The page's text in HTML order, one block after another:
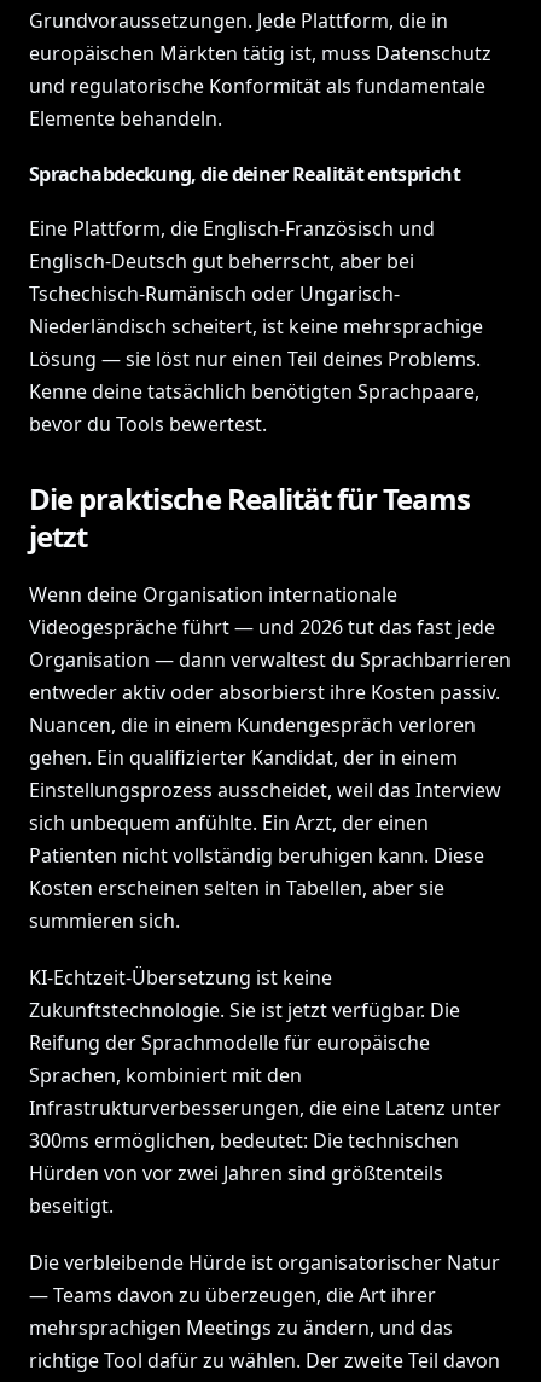
Grundvoraussetzungen. Jede Plattform, die in
europäischen Märkten tätig ist, muss Datenschutz
und regulatorische Konformität als fundamentale
Elemente behandeln.
Sprachabdeckung, die deiner Realität entspricht
Eine Plattform, die Englisch-Französisch und
Englisch-Deutsch gut beherrscht, aber bei
Tschechisch-Rumänisch oder Ungarisch-
Niederländisch scheitert, ist keine mehrsprachige
Lösung — sie löst nur einen Teil deines Problems.
Kenne deine tatsächlich benötigten Sprachpaare,
bevor du Tools bewertest.
Die praktische Realität für Teams
jetzt
Wenn deine Organisation internationale
Videogespräche führt — und 2026 tut das fast jede
Organisation — dann verwaltest du Sprachbarrieren
entweder aktiv oder absorbierst ihre Kosten passiv.
Nuancen, die in einem Kundengespräch verloren
gehen. Ein qualifizierter Kandidat, der in einem
Einstellungsprozess ausscheidet, weil das Interview
sich unbequem anfühlte. Ein Arzt, der einen
Patienten nicht vollständig beruhigen kann. Diese
Kosten erscheinen selten in Tabellen, aber sie
summieren sich.
KI-Echtzeit-Übersetzung ist keine
Zukunftstechnologie. Sie ist jetzt verfügbar. Die
Reifung der Sprachmodelle für europäische
Sprachen, kombiniert mit den
Infrastrukturverbesserungen, die eine Latenz unter
300ms ermöglichen, bedeutet: Die technischen
Hürden von vor zwei Jahren sind größtenteils
beseitigt.
Die verbleibende Hürde ist organisatorischer Natur
— Teams davon zu überzeugen, die Art ihrer
mehrsprachigen Meetings zu ändern, und das
richtige Tool dafür zu wählen. Der zweite Teil davon